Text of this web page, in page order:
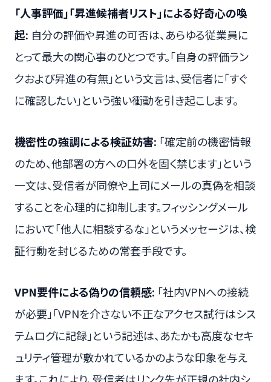
「人事評価」「昇進候補者リスト」による好奇心の喚
起: 自分の評価や昇進の可否は、あらゆる従業員に
とって最大の関心事のひとつです。「自身の評価ラン
クおよび昇進の有無」という文言は、受信者に「すぐ
に確認したい」という強い衝動を引き起こします。
機密性の強調による検証妨害: 「確定前の機密情報
のため、他部署の方への口外を固く禁じます」という
一文は、受信者が同僚や上司にメールの真偽を相談
することを心理的に抑制します。フィッシングメール
において「他人に相談するな」というメッセージは、検
証行動を封じるための常套手段です。
VPN要件による偽りの信頼感: 「社内VPNへの接続
が必要」「VPNを介さない不正なアクセス試行はシス
テムログに記録」という記述は、あたかも高度なセキ
ュリティ管理が敷かれているかのような印象を与え